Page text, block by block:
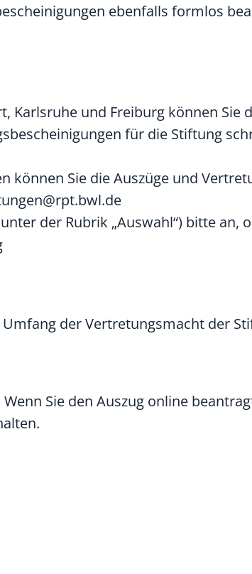
ebenfalls formlos
Karlsruhe und Freiburg können Sie
für die Stiftung
können Sie die Auszüge und
der Rubrik „Auswahl“) bitte an,
der Vertretungsmacht der
Sie den Auszug online